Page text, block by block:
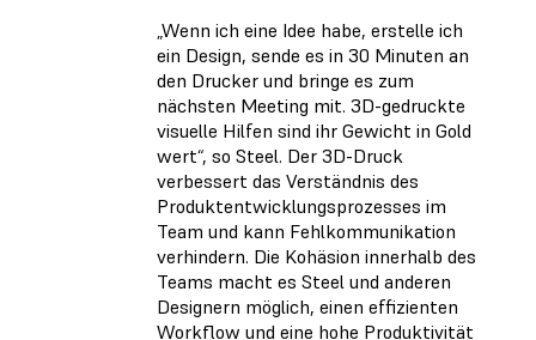
„Wenn ich eine Idee habe, erstelle ich
ein Design, sende es in 30 Minuten an
den Drucker und bringe es zum
nächsten Meeting mit. 3D-gedruckte
visuelle Hilfen sind ihr Gewicht in Gold
wert“, so Steel. Der 3D-Druck
verbessert das Verständnis des
Produktentwicklungsprozesses im
Team und kann Fehlkommunikation
verhindern. Die Kohäsion innerhalb des
Teams macht es Steel und anderen
Designern möglich, einen effizienten
Workflow und eine hohe Produktivität